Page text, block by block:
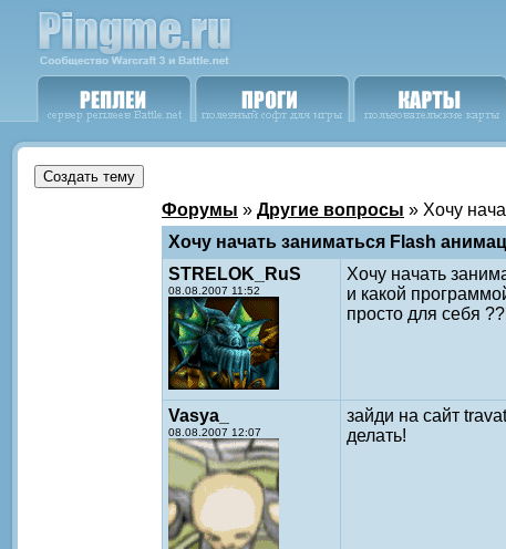
Форумы » Другие вопросы » Хочу
Хочу начать заниматься Flash
STRELOK_RuS
08.08.2007 11:52
Хочу начать
и какой
просто для себя
Vasya_
08.08.2007 12:07
зайди на сайт
делать!